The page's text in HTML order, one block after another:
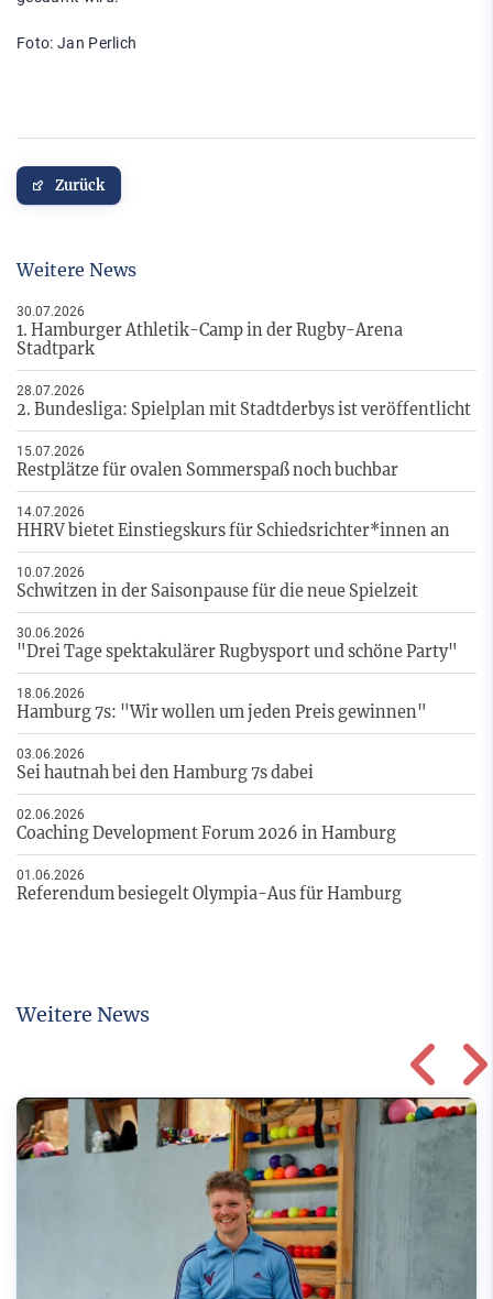
Foto: Jan Perlich
Zurück
Weitere News
30.07.2026
1. Hamburger Athletik-Camp in der Rugby-Arena
Stadtpark
28.07.2026
2. Bundesliga: Spielplan mit Stadtderbys ist veröffentlicht
15.07.2026
Restplätze für ovalen Sommerspaß noch buchbar
14.07.2026
HHRV bietet Einstiegskurs für Schiedsrichter*innen an
10.07.2026
Schwitzen in der Saisonpause für die neue Spielzeit
30.06.2026
"Drei Tage spektakulärer Rugbysport und schöne Party"
18.06.2026
Hamburg 7s: "Wir wollen um jeden Preis gewinnen"
03.06.2026
Sei hautnah bei den Hamburg 7s dabei
02.06.2026
Coaching Development Forum 2026 in Hamburg
01.06.2026
Referendum besiegelt Olympia-Aus für Hamburg
Weitere News